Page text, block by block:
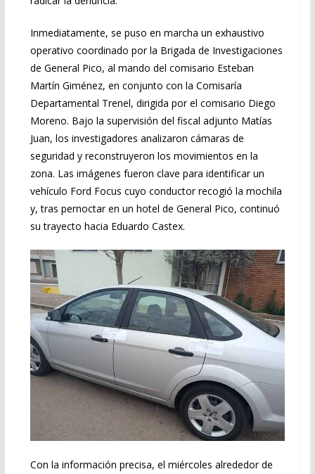
Inmediatamente, se puso en marcha un exhaustivo
operativo coordinado por la Brigada de Investigaciones
de General Pico, al mando del comisario Esteban
Martín Giménez, en conjunto con la Comisaría
Departamental Trenel, dirigida por el comisario Diego
Moreno. Bajo la supervisión del fiscal adjunto Matías
Juan, los investigadores analizaron cámaras de
seguridad y reconstruyeron los movimientos en la
zona. Las imágenes fueron clave para identificar un
vehículo Ford Focus cuyo conductor recogió la mochila
y, tras pernoctar en un hotel de General Pico, continuó
su trayecto hacia Eduardo Castex.
Con la información precisa, el miércoles alrededor de